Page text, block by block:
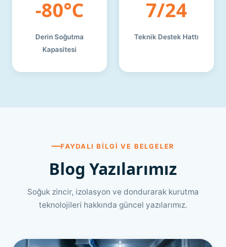
-80°C
Derin Soğutma
Kapasitesi
7/24
Teknik Destek Hattı
FAYDALI BILGI VE BELGELER
Blog Yazılarımız
Soğuk zincir, izolasyon ve dondurarak kurutma
teknolojileri hakkında güncel yazılarımız.